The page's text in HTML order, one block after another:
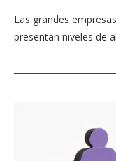
Las grandes
presentan niveles de